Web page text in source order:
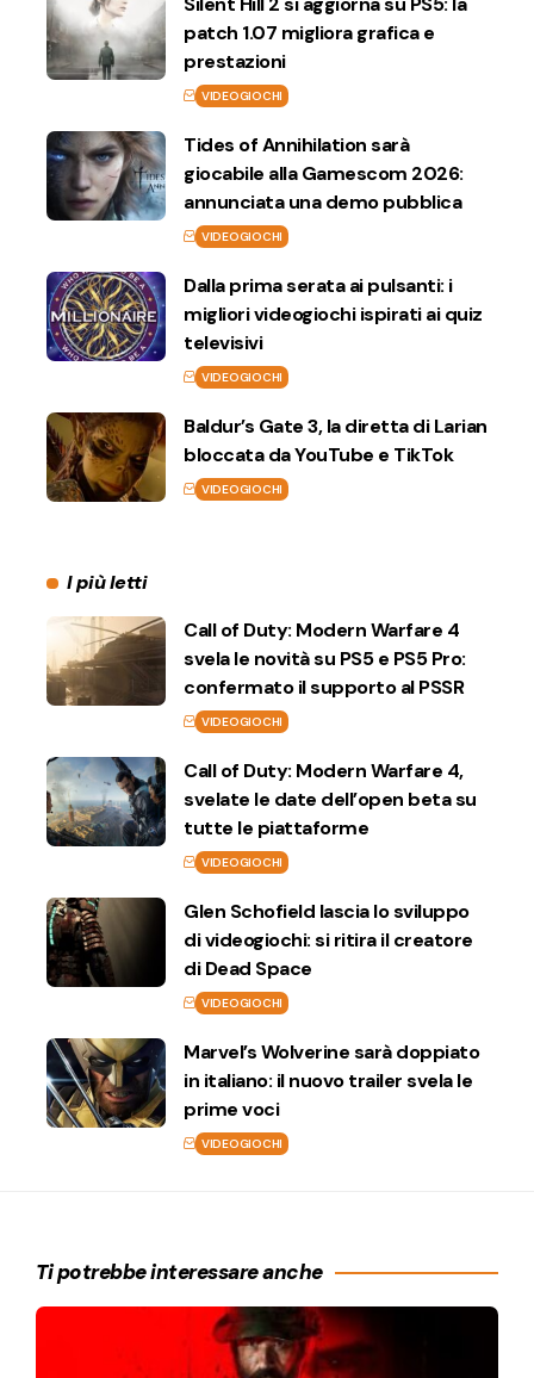
patch 1.07 migliora grafica e
prestazioni
VIDEOGIOCHI
Tides of Annihilation sarà
giocabile alla Gamescom 2026:
annunciata una demo pubblica
VIDEOGIOCHI
Dalla prima serata ai pulsanti: i
migliori videogiochi ispirati ai quiz
televisivi
VIDEOGIOCHI
Baldur’s Gate 3, la diretta di Larian
bloccata da YouTube e TikTok
VIDEOGIOCHI
I più letti
Call of Duty: Modern Warfare 4
svela le novità su PS5 e PS5 Pro:
confermato il supporto al PSSR
VIDEOGIOCHI
Call of Duty: Modern Warfare 4,
svelate le date dell’open beta su
tutte le piattaforme
VIDEOGIOCHI
Glen Schofield lascia lo sviluppo
di videogiochi: si ritira il creatore
di Dead Space
VIDEOGIOCHI
Marvel’s Wolverine sarà doppiato
in italiano: il nuovo trailer svela le
prime voci
VIDEOGIOCHI
Ti potrebbe interessare anche